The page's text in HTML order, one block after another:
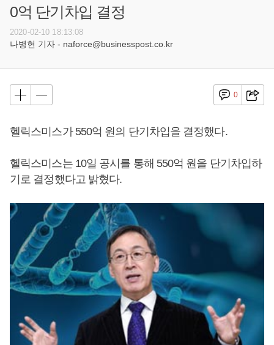
0억 단기차입 결정
2020-02-10 18:13:08
나병현 기자 - naforce@businesspost.co.kr
0
헬릭스미스가 550억 원의 단기차입을 결정했다.
헬릭스미스는 10일 공시를 통해 550억 원을 단기차입하
기로 결정했다고 밝혔다.